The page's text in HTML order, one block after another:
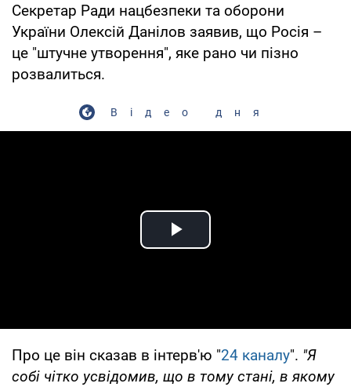
Секретар Ради нацбезпеки та оборони
України Олексій Данілов заявив, що Росія –
це "штучне утворення", яке рано чи пізно
розвалиться.
Відео дня
Play Video
Про це він сказав в інтерв'ю "24 каналу". "Я
собі чітко усвідомив, що в тому стані, в якому